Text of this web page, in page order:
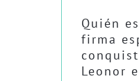
Quién
firma
Leonor